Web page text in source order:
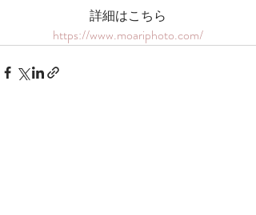
詳細はこちら
https://www.moariphoto.com/